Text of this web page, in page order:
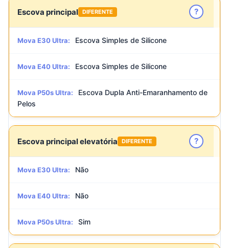
Escova principal DIFERENTE ?
Mova E30 Ultra: Escova Simples de Silicone
Mova E40 Ultra: Escova Simples de Silicone
Mova P50s Ultra:
Escova Dupla Anti-Emaranhamento de
Pelos
Escova principal elevatória DIFERENTE ?
Mova E30 Ultra: Não
Mova E40 Ultra: Não
Mova P50s Ultra: Sim